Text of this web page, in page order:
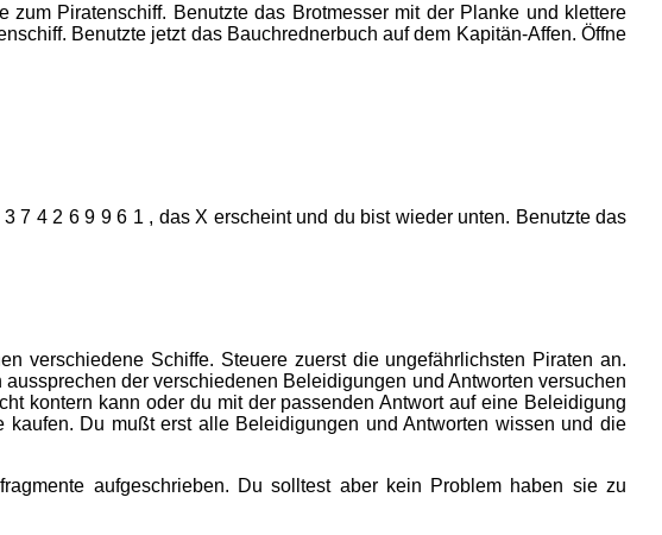
Piratenschiff. Benutzte das Brotmesser mit der Planke und klettere
Benutzte jetzt das Bauchrednerbuch auf dem Kapitän-Affen. Öffne
7 4 2 6 9 9 6 1 , das X erscheint und du bist wieder unten. Benutzte das
verschiedene Schiffe. Steuere zuerst die ungefährlichsten Piraten an.
der verschiedenen Beleidigungen und Antworten versuchen
kontern kann oder du mit der passenden Antwort auf eine Beleidigung
Du mußt erst alle Beleidigungen und Antworten wissen und die
aufgeschrieben. Du solltest aber kein Problem haben sie zu